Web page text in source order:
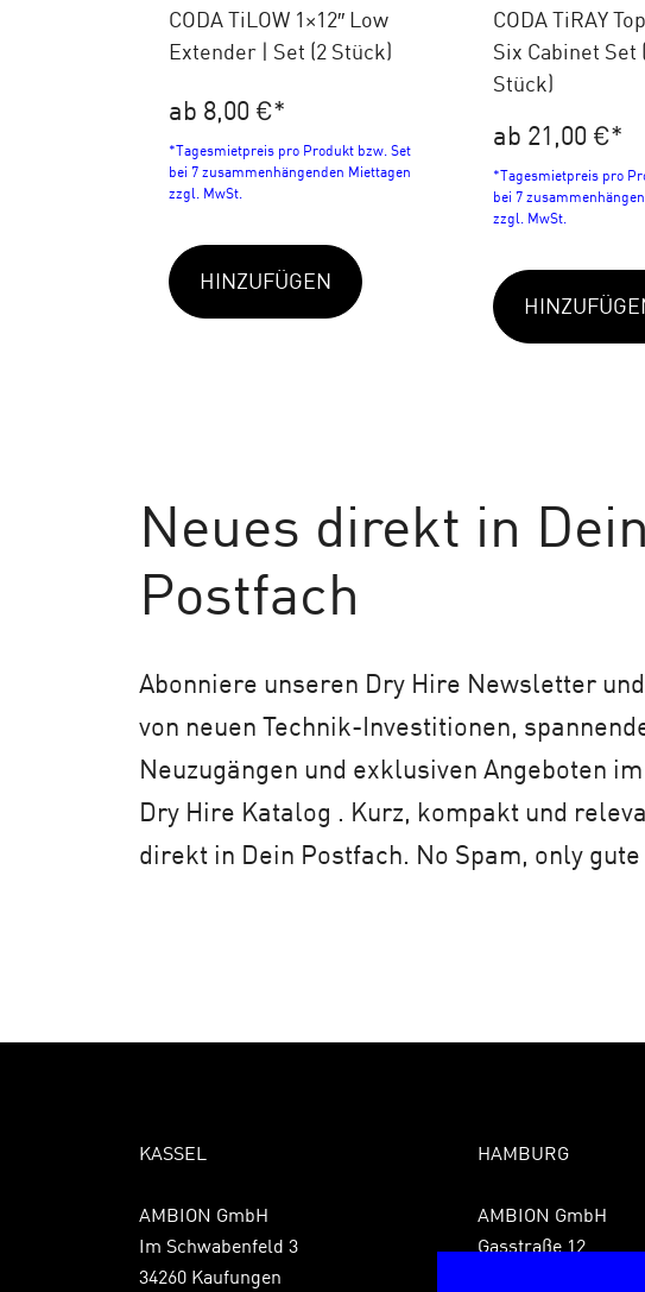
CODA TiLOW 1×12″ Low
Extender | Set (2 Stück)
ab 8,00 €*
*Tagesmietpreis pro Produkt bzw. Set
bei 7 zusammenhängenden Miettagen
zzgl. MwSt.
HINZUFÜGEN
CODA TiRAY
Six Cabinet Set
Stück)
ab 21,00 €*
*Tagesmietpreis pro
bei 7
zzgl. MwSt.
Neues direkt in Dein
Postfach
Abonniere unseren Dry Hire Newsletter
von neuen Technik-Investitionen,
Neuzugängen und exklusiven Angeboten im
Dry Hire Katalog . Kurz, kompakt und
direkt in Dein Postfach. No Spam, only gute
KASSEL
AMBION GmbH
Im Schwabenfeld 3
34260 Kaufungen
HAMBURG
AMBION GmbH
Gasstraße 12